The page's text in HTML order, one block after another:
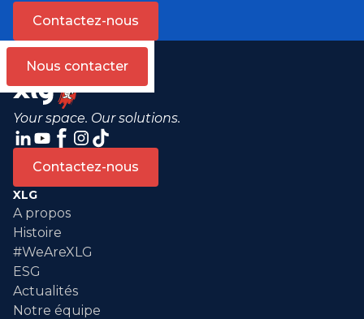
Contactez-nous
Nous contacter
Your space. Our solutions.
Contactez-nous
XLG
A propos
Histoire
#WeAreXLG
ESG
Actualités
Notre équipe